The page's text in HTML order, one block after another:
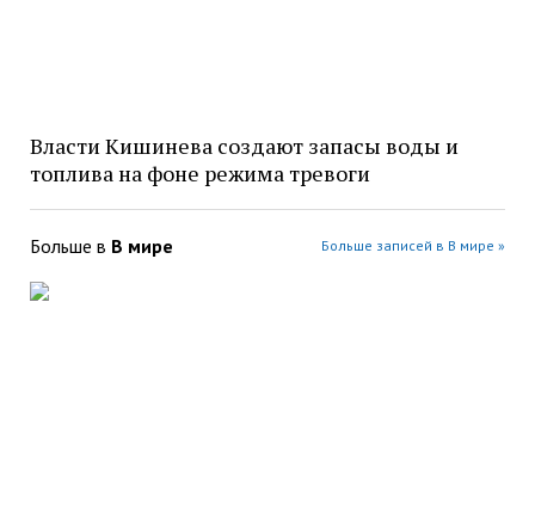
Власти Кишинева создают запасы воды и
топлива на фоне режима тревоги
Больше в В мире Больше записей в В мире »